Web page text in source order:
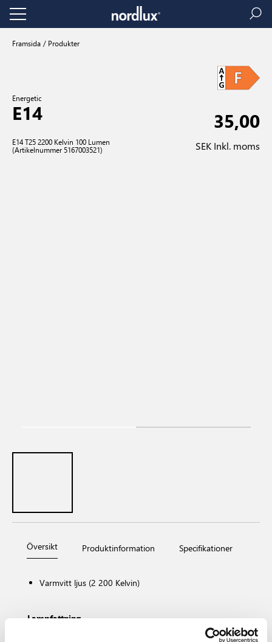
Framsida Produkter
Energetic
E14
E14 T25 2200 Kelvin 100 Lumen
(Artikelnummer 5167003521)
35,00
SEK Inkl. moms
Översikt Produktinformation Specifikationer
Varmvitt ljus (2 200 Kelvin)
Lampfattning